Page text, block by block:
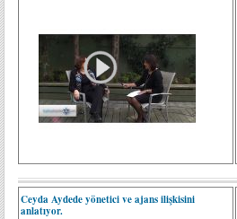
Ceyda Aydede yönetici ve ajans ilişkisini
anlatıyor.